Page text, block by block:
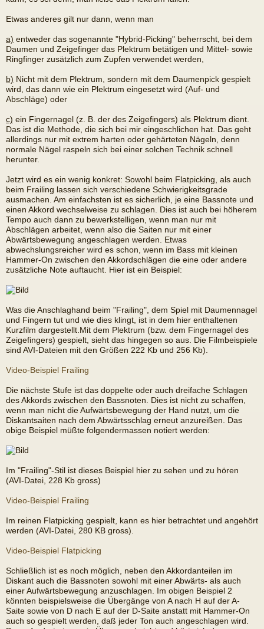
Etwas anderes gilt nur dann, wenn man
a) entweder das sogenannte "Hybrid-Picking" beherrscht, bei dem
Daumen und Zeigefinger das Plektrum betätigen und Mittel- sowie
Ringfinger zusätzlich zum Zupfen verwendet werden,
b) Nicht mit dem Plektrum, sondern mit dem Daumenpick gespielt
wird, das dann wie ein Plektrum eingesetzt wird (Auf- und
Abschläge) oder
c) ein Fingernagel (z. B. der des Zeigefingers) als Plektrum dient.
Das ist die Methode, die sich bei mir eingeschlichen hat. Das geht
allerdings nur mit extrem harten oder gehärteten Nägeln, denn
normale Nägel raspeln sich bei einer solchen Technik schnell
herunter.
Jetzt wird es ein wenig konkret: Sowohl beim Flatpicking, als auch
beim Frailing lassen sich verschiedene Schwierigkeitsgrade
ausmachen. Am einfachsten ist es sicherlich, je eine Bassnote und
einen Akkord wechselweise zu schlagen. Dies ist auch bei höherem
Tempo auch dann zu bewerkstelligen, wenn man nur mit
Abschlägen arbeitet, wenn also die Saiten nur mit einer
Abwärtsbewegung angeschlagen werden. Etwas
abwechslungsreicher wird es schon, wenn im Bass mit kleinen
Hammer-On zwischen den Akkordschlägen die eine oder andere
zusätzliche Note auftaucht. Hier ist ein Beispiel:
Was die Anschlaghand beim "Frailing", dem Spiel mit Daumennagel
und Fingern tut und wie dies klingt, ist in dem hier enthaltenen
Kurzfilm dargestellt.Mit dem Plektrum (bzw. dem Fingernagel des
Zeigefingers) gespielt, sieht das hingegen so aus. Die Filmbeispiele
sind AVI-Dateien mit den Größen 222 Kb und 256 Kb).
Video-Beispiel Frailing
Die nächste Stufe ist das doppelte oder auch dreifache Schlagen
des Akkords zwischen den Bassnoten. Dies ist nicht zu schaffen,
wenn man nicht die Aufwärtsbewegung der Hand nutzt, um die
Diskantsaiten nach dem Abwärtsschlag erneut anzureißen. Das
obige Beispiel müßte folgendermassen notiert werden:
Im "Frailing"-Stil ist dieses Beispiel hier zu sehen und zu hören
(AVI-Datei, 228 Kb gross)
Video-Beispiel Frailing
Im reinen Flatpicking gespielt, kann es hier betrachtet und angehört
werden (AVI-Datei, 280 KB gross).
Video-Beispiel Flatpicking
Schließlich ist es noch möglich, neben den Akkordanteilen im
Diskant auch die Bassnoten sowohl mit einer Abwärts- als auch
einer Aufwärtsbewegung anzuschlagen. Im obigen Beispiel 2
könnten beispielsweise die Übergänge von A nach H auf der A-
Saite sowie von D nach E auf der D-Saite anstatt mit Hammer-On
auch so gespielt werden, daß jeder Ton auch angeschlagen wird.